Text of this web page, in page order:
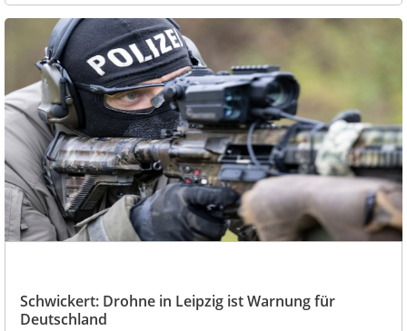
Schwickert: Drohne in Leipzig ist Warnung für
Deutschland